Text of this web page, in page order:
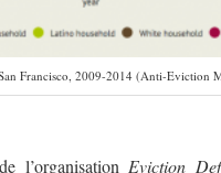
Francisco, 2009-2014 (Anti-Eviction
l’organisation Eviction